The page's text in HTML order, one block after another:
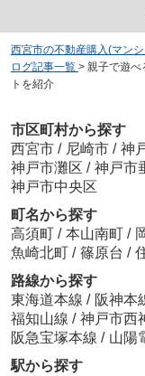
西宮市の不動産購入(マン
ログ記事一覧 > 親子で遊べ
トを紹介
市区町村から探す
西宮市 / 尼崎市 / 神
神戸市灘区 / 神戸市
神戸市中央区
町名から探す
高須町 / 本山南町 /
魚崎北町 / 篠原台 /
路線から探す
東海道本線 / 阪神本
福知山線 / 神戸市西
阪急宝塚本線 / 山陽
駅から探す